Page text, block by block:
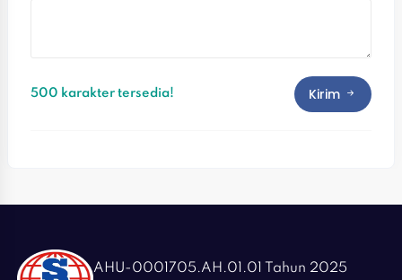
500 karakter tersedia! Kirim
AHU-0001705.AH.01.01 Tahun 2025